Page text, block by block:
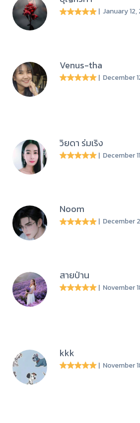
| January
Venus-tha
| December
วิยดา ร่มเริง
| December
Noom
| December
สายป่าน
| November
kkk
| November